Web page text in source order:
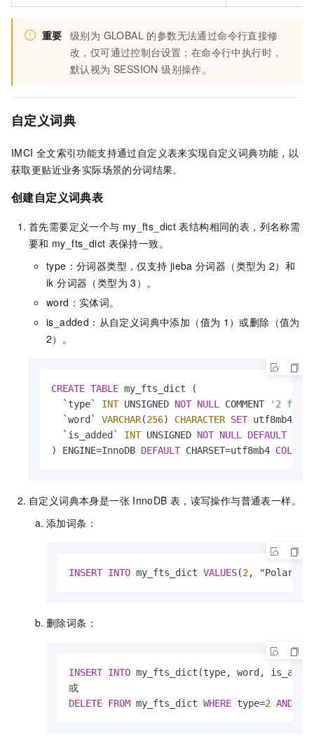
重要 级别为 GLOBAL 的参数无法通过命令行直接修
改，仅可通过控制台设置；在命令行中执行时，
默认视为 SESSION 级别操作。
自定义词典
IMCI 全文索引功能支持通过自定义表来实现自定义词典功能，以
获取更贴近业务实际场景的分词结果。
创建自定义词典表
首先需要定义一个与 my_fts_dict 表结构相同的表，列名称需
要和 my_fts_dict 表保持一致。
type：分词器类型，仅支持 jieba 分词器（类型为 2）和
ik 分词器（类型为 3）。
word：实体词。
is_added：从自定义词典中添加（值为 1）或删除（值为
2）。
CREATE TABLE my_fts_dict (
  `type`
INT UNSIGNED NOT NULL COMMENT
'2 for
  `word`
VARCHAR(256) CHARACTER SET utf8mb4
  `is_added`
INT UNSIGNED NOT NULL DEFAULT
) ENGINE=InnoDB DEFAULT CHARSET=utf8mb4 COLLATE
自定义词典本身是一张 InnoDB 表，读写操作与普通表一样。
添加词条：
INSERT INTO my_fts_dict VALUES(2,
删除词条：
INSERT INTO my_fts_dict(type, word,
DELETE FROM my_fts_dict WHERE type=2 AND